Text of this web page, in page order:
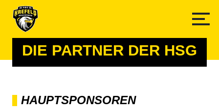
DIE PARTNER DER HSG
HAUPTSPONSOREN